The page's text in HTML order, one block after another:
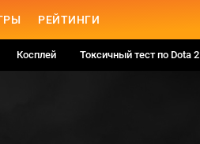
РЕЙТИНГИ
Косплей Токсичный тест по Dota 2